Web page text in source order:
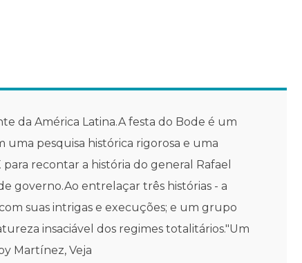
da América Latina.A festa do Bode é um
uma pesquisa histórica rigorosa e uma
recontar a história do general Rafael
governo.Ao entrelaçar três histórias - a
suas intrigas e execuções; e um grupo
insaciável dos regimes totalitários."Um
Martínez, Veja